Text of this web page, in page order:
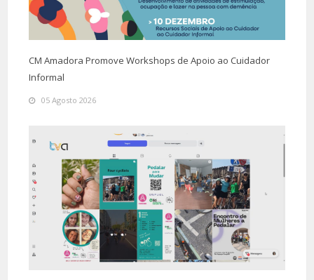
CM Amadora Promove Workshops de Apoio ao Cuidador
Informal
05 Agosto 2026